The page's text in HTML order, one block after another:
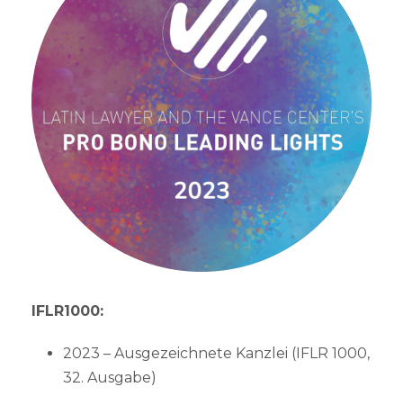
IFLR1000:
2023 – Ausgezeichnete Kanzlei (IFLR 1000,
32. Ausgabe)